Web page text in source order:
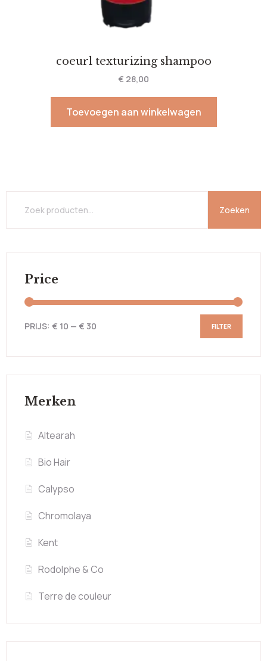
coeurl texturizing shampoo
€ 28,00
Toevoegen aan winkelwagen
Zoeken
Price
FILTER
PRIJS: € 10 — € 30
Merken
Altearah
Bio Hair
Calypso
Chromolaya
Kent
Rodolphe & Co
Terre de couleur